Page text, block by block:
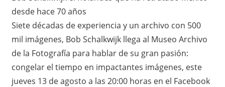
o
–
N
o
m
a
c
i
n
desde hace 70 años
Siete décadas de experiencia y un archivo con 500
mil imágenes, Bob Schalkwijk llega al Museo Archivo
de la Fotografía para hablar de su gran pasión:
congelar el tiempo en impactantes imágenes, este
jueves 13 de agosto a las 20:00 horas en el Facebook